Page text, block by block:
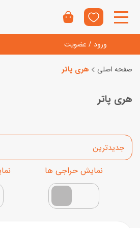
ورود / عضویت
صفحه اصلی هری پاتر
هری پاتر
مرتب‌سازی محصولات